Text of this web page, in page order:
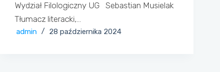
Wydział Filologiczny UG Sebastian Musielak
Tłumacz literacki,…
admin 28 października 2024